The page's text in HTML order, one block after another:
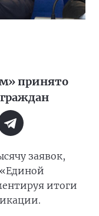
принято
заявок,
«Единой
итоги